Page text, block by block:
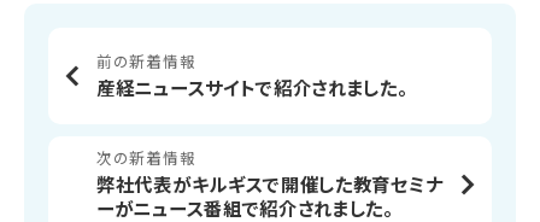
前の新着情報
産経ニュースサイトで紹介されました。
次の新着情報
弊社代表がキルギスで開催した教育セミナ
ーがニュース番組で紹介されました。